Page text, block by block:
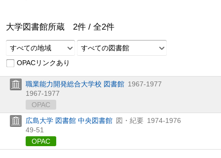
大学図書館所蔵 2件 / 全2件
すべての地域
すべての図書館
OPACリンクあり
職業能力開発総合大学校 図書館 1967-1977
1967-1977
OPAC
広島大学 図書館 中央図書館 図・紀要 1974-1976
49-51
OPAC